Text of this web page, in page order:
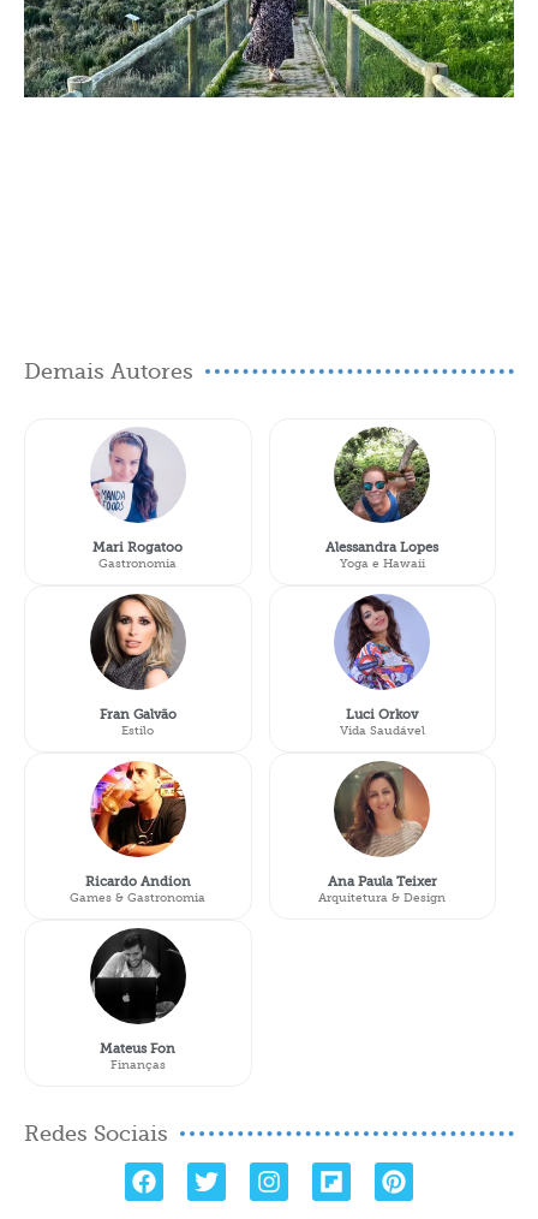
Demais Autores
Mari Rogatoo
Gastronomia
Fran Galvão
Estilo
Ricardo Andion
Games & Gastronomia
Mateus Fon
Finanças
Alessandra Lopes
Yoga e Hawaii
Luci Orkov
Vida Saudável
Ana Paula Teixer
Arquitetura & Design
Redes Sociais